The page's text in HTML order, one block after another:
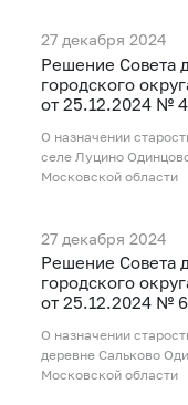
27 декабря 2024
Рeшение Совета
городского
от 25.12.2024 №
О назначении
селе Луцино
Московской области
27 декабря 2024
Рeшение Совета
городского
от 25.12.2024 №
О назначении
деревне Сальково
Московской области